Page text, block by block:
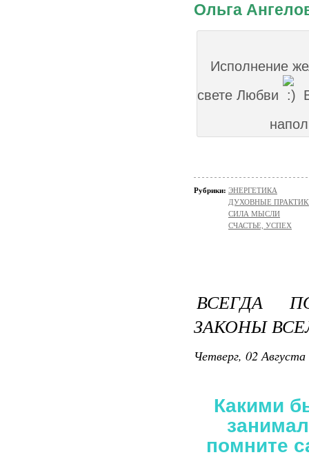
Ольга
Исполнение
свете Любви
Рубрики: ЭНЕРГЕТИКА
ДУХОВНЫЕ
СИЛА МЫСЛИ
СЧАСТЬЕ, УСПЕХ
ВСЕГДА
ЗАКОНЫ
Четверг, 02
Какими
помните